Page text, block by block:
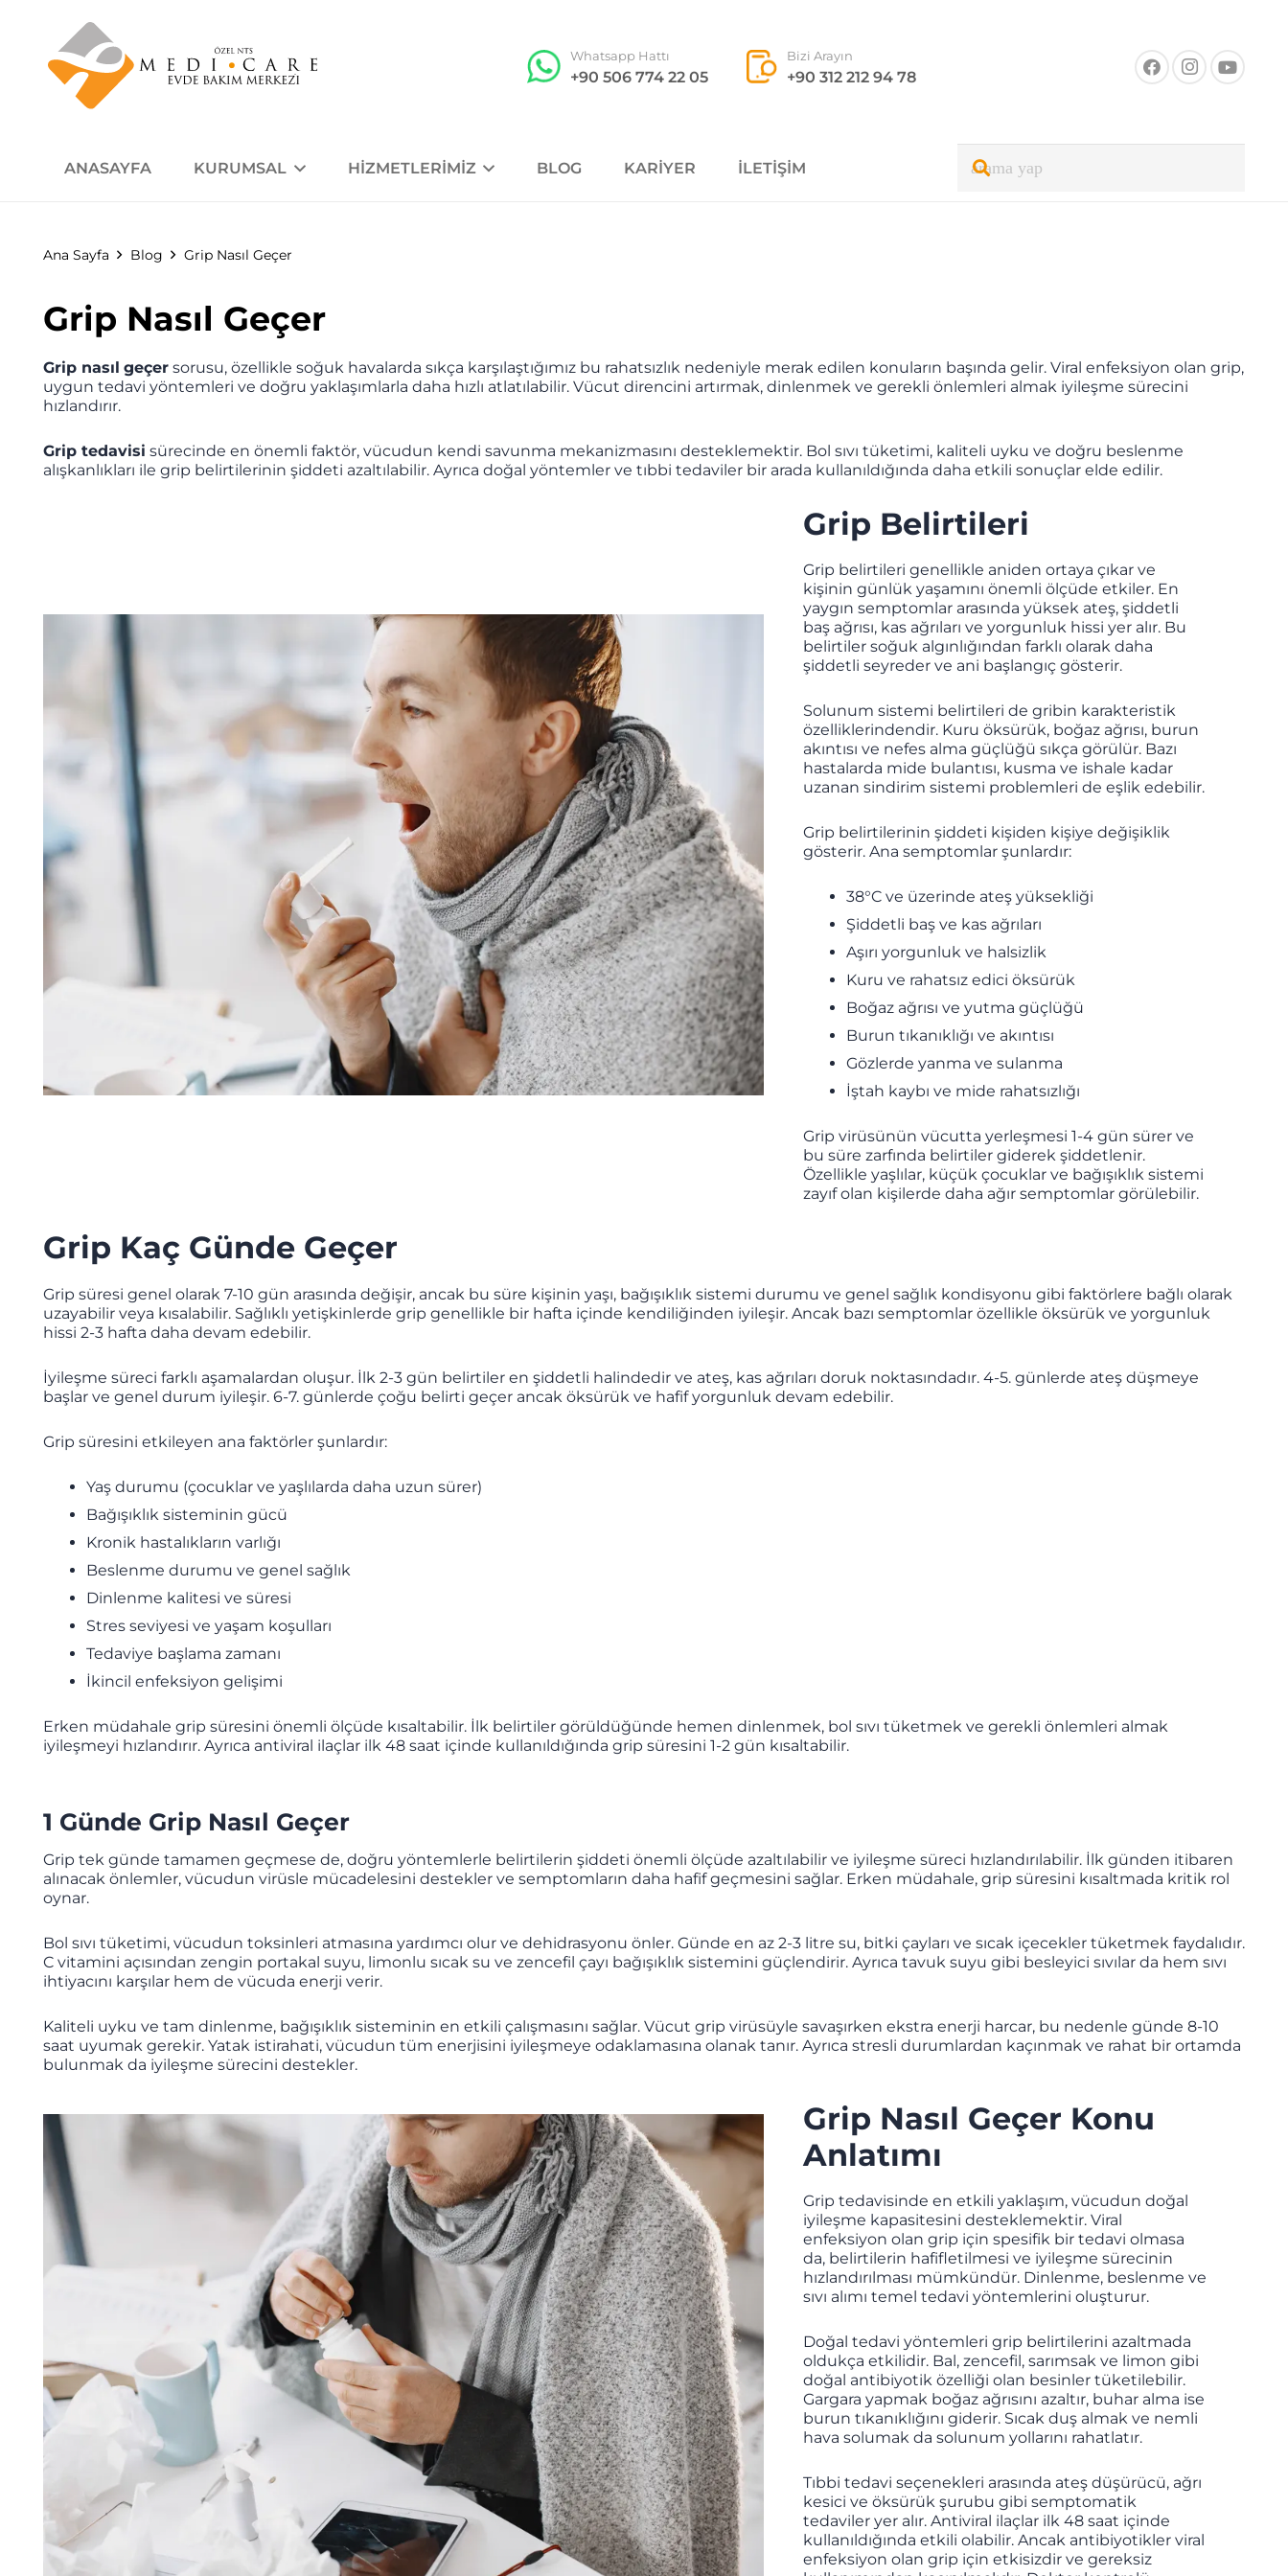
Whatsapp Hattı
+90 506 774 22 05
Bizi Arayın
+90 312 212 94 78
ANASAYFA KURUMSAL HIZMETLERIMIZ BLOG KARIYER İLETIŞIM
Ana Sayfa Blog Grip Nasıl Geçer
Grip Nasıl Geçer
Grip nasıl geçer sorusu, özellikle soğuk havalarda sıkça karşılaştığımız bu rahatsızlık nedeniyle merak edilen konuların başında gelir. Viral enfeksiyon olan grip,
uygun tedavi yöntemleri ve doğru yaklaşımlarla daha hızlı atlatılabilir. Vücut direncini artırmak, dinlenmek ve gerekli önlemleri almak iyileşme sürecini
hızlandırır.
Grip tedavisi sürecinde en önemli faktör, vücudun kendi savunma mekanizmasını desteklemektir. Bol sıvı tüketimi, kaliteli uyku ve doğru beslenme
alışkanlıkları ile grip belirtilerinin şiddeti azaltılabilir. Ayrıca doğal yöntemler ve tıbbi tedaviler bir arada kullanıldığında daha etkili sonuçlar elde edilir.
Grip Belirtileri
Grip belirtileri genellikle aniden ortaya çıkar ve
kişinin günlük yaşamını önemli ölçüde etkiler. En
yaygın semptomlar arasında yüksek ateş, şiddetli
baş ağrısı, kas ağrıları ve yorgunluk hissi yer alır. Bu
belirtiler soğuk algınlığından farklı olarak daha
şiddetli seyreder ve ani başlangıç gösterir.
Solunum sistemi belirtileri de gribin karakteristik
özelliklerindendir. Kuru öksürük, boğaz ağrısı, burun
akıntısı ve nefes alma güçlüğü sıkça görülür. Bazı
hastalarda mide bulantısı, kusma ve ishale kadar
uzanan sindirim sistemi problemleri de eşlik edebilir.
Grip belirtilerinin şiddeti kişiden kişiye değişiklik
gösterir. Ana semptomlar şunlardır:
38°C ve üzerinde ateş yüksekliği
Şiddetli baş ve kas ağrıları
Aşırı yorgunluk ve halsizlik
Kuru ve rahatsız edici öksürük
Boğaz ağrısı ve yutma güçlüğü
Burun tıkanıklığı ve akıntısı
Gözlerde yanma ve sulanma
İştah kaybı ve mide rahatsızlığı
Grip virüsünün vücutta yerleşmesi 1-4 gün sürer ve
bu süre zarfında belirtiler giderek şiddetlenir.
Özellikle yaşlılar, küçük çocuklar ve bağışıklık sistemi
zayıf olan kişilerde daha ağır semptomlar görülebilir.
Grip Kaç Günde Geçer
Grip süresi genel olarak 7-10 gün arasında değişir, ancak bu süre kişinin yaşı, bağışıklık sistemi durumu ve genel sağlık kondisyonu gibi faktörlere bağlı olarak
uzayabilir veya kısalabilir. Sağlıklı yetişkinlerde grip genellikle bir hafta içinde kendiliğinden iyileşir. Ancak bazı semptomlar özellikle öksürük ve yorgunluk
hissi 2-3 hafta daha devam edebilir.
İyileşme süreci farklı aşamalardan oluşur. İlk 2-3 gün belirtiler en şiddetli halindedir ve ateş, kas ağrıları doruk noktasındadır. 4-5. günlerde ateş düşmeye
başlar ve genel durum iyileşir. 6-7. günlerde çoğu belirti geçer ancak öksürük ve hafif yorgunluk devam edebilir.
Grip süresini etkileyen ana faktörler şunlardır:
Yaş durumu (çocuklar ve yaşlılarda daha uzun sürer)
Bağışıklık sisteminin gücü
Kronik hastalıkların varlığı
Beslenme durumu ve genel sağlık
Dinlenme kalitesi ve süresi
Stres seviyesi ve yaşam koşulları
Tedaviye başlama zamanı
İkincil enfeksiyon gelişimi
Erken müdahale grip süresini önemli ölçüde kısaltabilir. İlk belirtiler görüldüğünde hemen dinlenmek, bol sıvı tüketmek ve gerekli önlemleri almak
iyileşmeyi hızlandırır. Ayrıca antiviral ilaçlar ilk 48 saat içinde kullanıldığında grip süresini 1-2 gün kısaltabilir.
1 Günde Grip Nasıl Geçer
Grip tek günde tamamen geçmese de, doğru yöntemlerle belirtilerin şiddeti önemli ölçüde azaltılabilir ve iyileşme süreci hızlandırılabilir. İlk günden itibaren
alınacak önlemler, vücudun virüsle mücadelesini destekler ve semptomların daha hafif geçmesini sağlar. Erken müdahale, grip süresini kısaltmada kritik rol
oynar.
Bol sıvı tüketimi, vücudun toksinleri atmasına yardımcı olur ve dehidrasyonu önler. Günde en az 2-3 litre su, bitki çayları ve sıcak içecekler tüketmek faydalıdır.
C vitamini açısından zengin portakal suyu, limonlu sıcak su ve zencefil çayı bağışıklık sistemini güçlendirir. Ayrıca tavuk suyu gibi besleyici sıvılar da hem sıvı
ihtiyacını karşılar hem de vücuda enerji verir.
Kaliteli uyku ve tam dinlenme, bağışıklık sisteminin en etkili çalışmasını sağlar. Vücut grip virüsüyle savaşırken ekstra enerji harcar, bu nedenle günde 8-10
saat uyumak gerekir. Yatak istirahati, vücudun tüm enerjisini iyileşmeye odaklamasına olanak tanır. Ayrıca stresli durumlardan kaçınmak ve rahat bir ortamda
bulunmak da iyileşme sürecini destekler.
Grip Nasıl Geçer Konu
Anlatımı
Grip tedavisinde en etkili yaklaşım, vücudun doğal
iyileşme kapasitesini desteklemektir. Viral
enfeksiyon olan grip için spesifik bir tedavi olmasa
da, belirtilerin hafifletilmesi ve iyileşme sürecinin
hızlandırılması mümkündür. Dinlenme, beslenme ve
sıvı alımı temel tedavi yöntemlerini oluşturur.
Doğal tedavi yöntemleri grip belirtilerini azaltmada
oldukça etkilidir. Bal, zencefil, sarımsak ve limon gibi
doğal antibiyotik özelliği olan besinler tüketilebilir.
Gargara yapmak boğaz ağrısını azaltır, buhar alma ise
burun tıkanıklığını giderir. Sıcak duş almak ve nemli
hava solumak da solunum yollarını rahatlatır.
Tıbbi tedavi seçenekleri arasında ateş düşürücü, ağrı
kesici ve öksürük şurubu gibi semptomatik
tedaviler yer alır. Antiviral ilaçlar ilk 48 saat içinde
kullanıldığında etkili olabilir. Ancak antibiyotikler viral
enfeksiyon olan grip için etkisizdir ve gereksiz